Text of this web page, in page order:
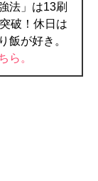
法」は13刷
破！休日は
飯が好き。
ら。